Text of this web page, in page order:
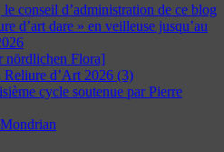
conseil d’administration de ce blog
d’art dare » en veilleuse jusqu’au
nördlichen Flora]
d’Art 2026 (3)
cycle soutenue par Pierre